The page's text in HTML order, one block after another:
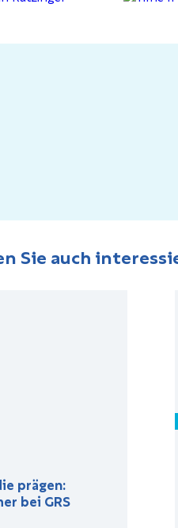
Sie auch
prägen:
bei GRS